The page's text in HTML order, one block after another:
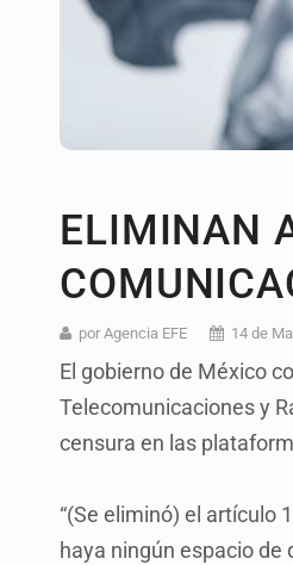
ELIMINAN
por Agencia EFE 14 de
El gobierno de México
Telecomunicaciones y
censura en las
“(Se eliminó) el artículo
haya ningún espacio de